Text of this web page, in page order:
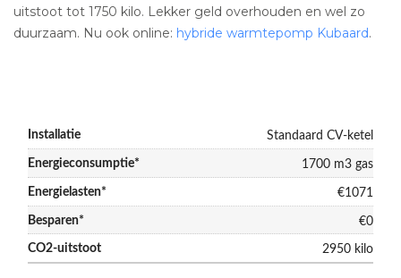
uitstoot tot 1750 kilo. Lekker geld overhouden en wel zo
duurzaam. Nu ook online: hybride warmtepomp Kubaard.
Standaard CV-ketel
1700 m3 gas
€1071
€0
2950 kilo